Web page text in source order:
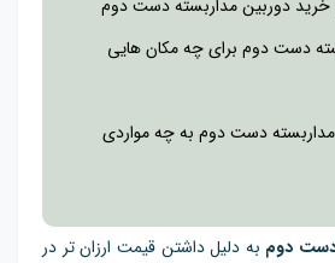
خرید دوربین مداربسته دست دوم
دست دوم برای چه مکان هایی
دست دوم به چه مواردی
دست دوم به دلیل داشتن قیمت ارزان تر در